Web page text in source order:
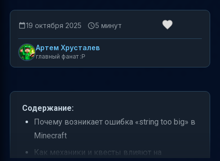
19 октября 2025 5 минут
Артем Хрусталев
главный фанат :P
Содержание:
Почему возникает ошибка «string too big» в
Minecraft
Как механики и квесты влияют на